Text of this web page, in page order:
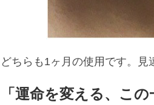
どちらも1ヶ月の使用です。見
「運命を変える、この